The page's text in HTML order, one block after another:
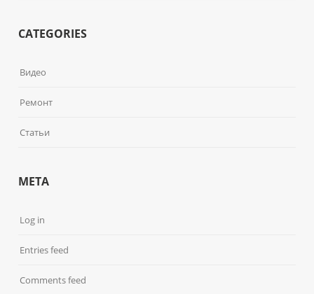
CATEGORIES
Видео
Ремонт
Статьи
META
Log in
Entries feed
Comments feed